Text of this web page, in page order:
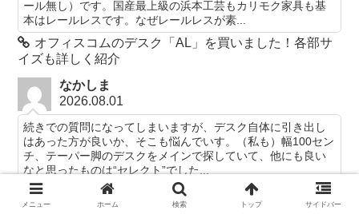
ール無し）です。国産最上級の浜本工芸もカリモク家具も基
本はレールレスです。なぜレールレスが素...
オフィスコムのデスク「AL」を買いました！各部サ
イズも詳しく紹介
なかしま
2026.08.01
続きでの質問になってしまいますが、デスク自体に引き出し
はあった方が良いか、そこも悩んでいす。（私も）幅100セン
チ、テーパー脚のデスクをメインで探していて、他にも良い
なと思ったものは“セレクト”でした...
オフィスコムのデスク「AL」を買いました！各部サ
イズも詳しく紹介
メニュー ホーム 検索 トップ サイドバー